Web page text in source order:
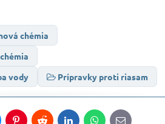
chémia
vody
Prípravky proti riasam